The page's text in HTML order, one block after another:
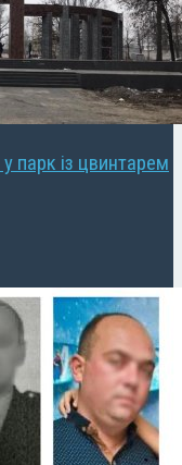
у парк із цвинтарем